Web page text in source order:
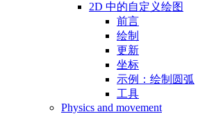
2D 中的自定义绘图
前言
绘制
更新
坐标
示例：绘制圆弧
工具
Physics and movement